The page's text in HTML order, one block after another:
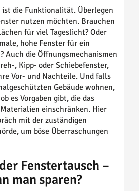
die Funktionalität. Überlegen
nutzen möchten. Brauchen
für viel Tageslicht? Oder
hohe Fenster für ein
Auch die Öffnungsmechanismen
, Kipp- oder Schiebefenster,
Vor- und Nachteile. Und falls
Gebäude wohnen,
es Vorgaben gibt, die das
einschränken. Hier
mit der zuständigen
um böse Überraschungen
Fenstertausch –
man sparen?